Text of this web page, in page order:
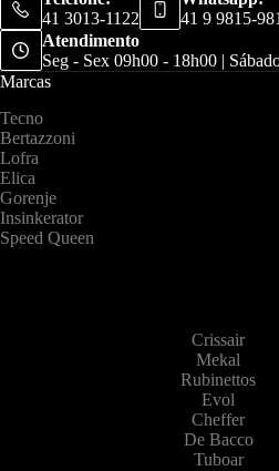
41 3013-1122
41 9 9815-
Atendimento
Seg - Sex 09h00 - 18h00 |
Marcas
Tecno
Bertazzoni
Lofra
Elica
Gorenje
Insinkerator
Speed Queen
Crissair
Mekal
Rubinettos
Evol
Cheffer
De Bacco
Tuboar